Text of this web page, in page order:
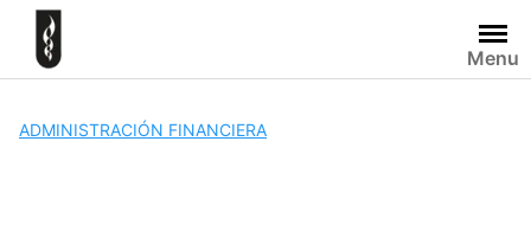
Skip
content
Menu
ADMINISTRACIÓN FINANCIERA